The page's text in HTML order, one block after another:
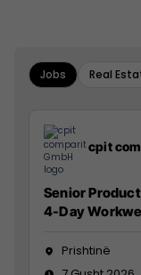
Jobs Real
cpit
Senior
4-Day
Prishtinë